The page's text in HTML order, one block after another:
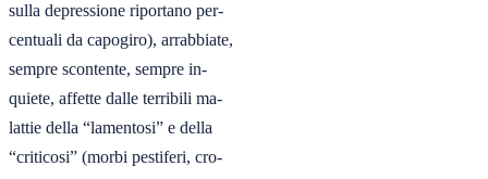
sulla depressione riportano per-
centuali da capogiro), arrabbiate,
sempre scontente, sempre in-
quiete, affette dalle terribili ma-
lattie della “lamentosi” e della
“criticosi” (morbi pestiferi, cro-